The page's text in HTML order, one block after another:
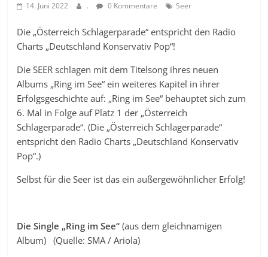
14. Juni 2022 . 0 Kommentare Seer
Die „Österreich Schlagerparade“ entspricht den Radio
Charts „Deutschland Konservativ Pop“!
Die SEER schlagen mit dem Titelsong ihres neuen
Albums „Ring im See“ ein weiteres Kapitel in ihrer
Erfolgsgeschichte auf: „Ring im See“ behauptet sich zum
6. Mal in Folge auf Platz 1 der „Österreich
Schlagerparade“. (Die „Österreich Schlagerparade“
entspricht den Radio Charts „Deutschland Konservativ
Pop“.)
Selbst für die Seer ist das ein außergewöhnlicher Erfolg!
Die Single „Ring im See“ (aus dem gleichnamigen
Album) (Quelle: SMA / Ariola)